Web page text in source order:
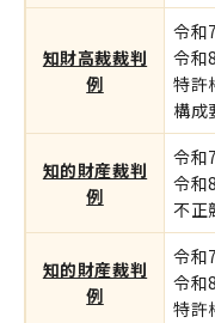
知財高裁裁判
例
令和
令和
特許
構成
知的財産裁判
例
令和
令和
不正
知的財産裁判
例
令和
令和
特許